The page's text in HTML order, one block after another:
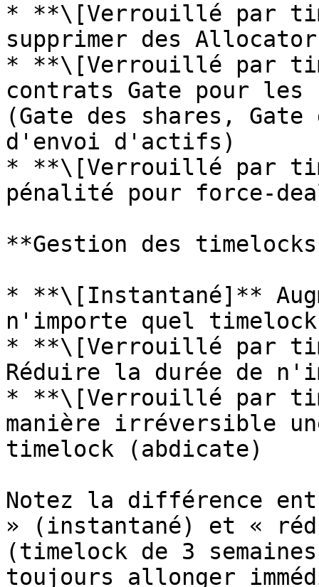
* **\[Verrouillé par
supprimer des
* **\[Verrouillé par
contrats Gate pour les
(Gate des shares,
d'envoi d'actifs)
* **\[Verrouillé par
pénalité pour force-
**Gestion des
* **\[Instantané]**
n'importe quel timelock
* **\[Verrouillé par
Réduire la durée de
* **\[Verrouillé par
manière irréversible
timelock (abdicate)
Notez la différence
» (instantané) et «
(timelock de 3
toujours allonger